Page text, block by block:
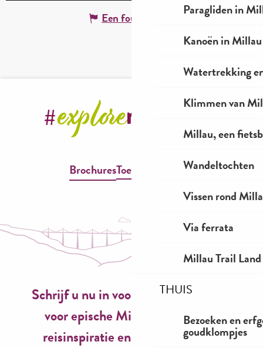
Paragliden in
Kanoën in
Watertrekking
Klimmen van
Millau, een
Wandeltochten
Vissen rond
Via ferrata
Millau Trail Land
THUIS
Bezoeken en
goudklompjes
Een fout melden
BrochuresToegankelijkheid
Schrijf u nu in voor onze nieuwsbrief
voor epische Millau-ervaringen,
reisinspiratie en seizoensideeën!